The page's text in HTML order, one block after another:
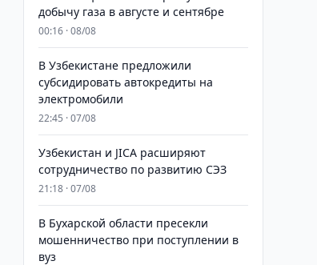
добычу газа в августе и сентябре
00:16 · 08/08
В Узбекистане предложили
субсидировать автокредиты на
электромобили
22:45 · 07/08
Узбекистан и JICA расширяют
сотрудничество по развитию СЭЗ
21:18 · 07/08
В Бухарской области пресекли
мошенничество при поступлении в
вуз